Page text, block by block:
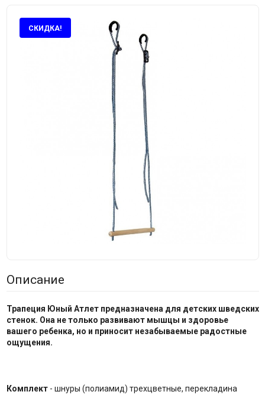
СКИДКА!
Описание
Трапеция Юный Атлет предназначена для детских шведских
стенок. Она не только развивают мышцы и здоровье
вашего ребенка, но и приносит незабываемые радостные
ощущения.
Комплект- шнуры (полиамид) трехцветные, перекладина